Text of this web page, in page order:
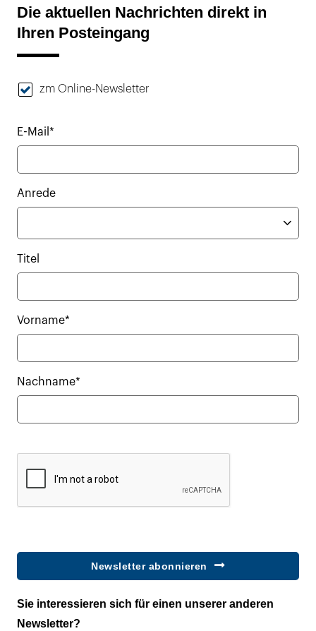
Die aktuellen Nachrichten direkt in
Ihren Posteingang
zm Online-Newsletter
E-Mail*
Anrede
Titel
Vorname*
Nachname*
Newsletter abonnieren
Sie interessieren sich für einen unserer anderen
Newsletter?